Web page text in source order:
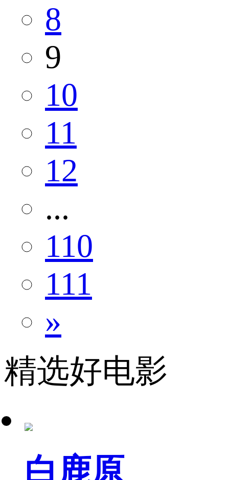
8
9
10
11
12
...
110
111
»
精选好电影
白鹿原